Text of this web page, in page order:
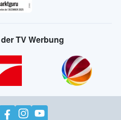
TV Werbung